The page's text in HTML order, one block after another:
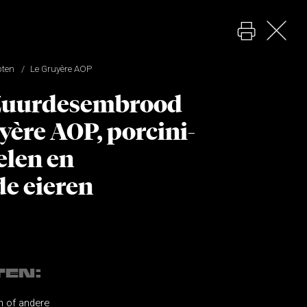
Le Gruyère AOP
AOP, porcini-
en
eieren
of andere